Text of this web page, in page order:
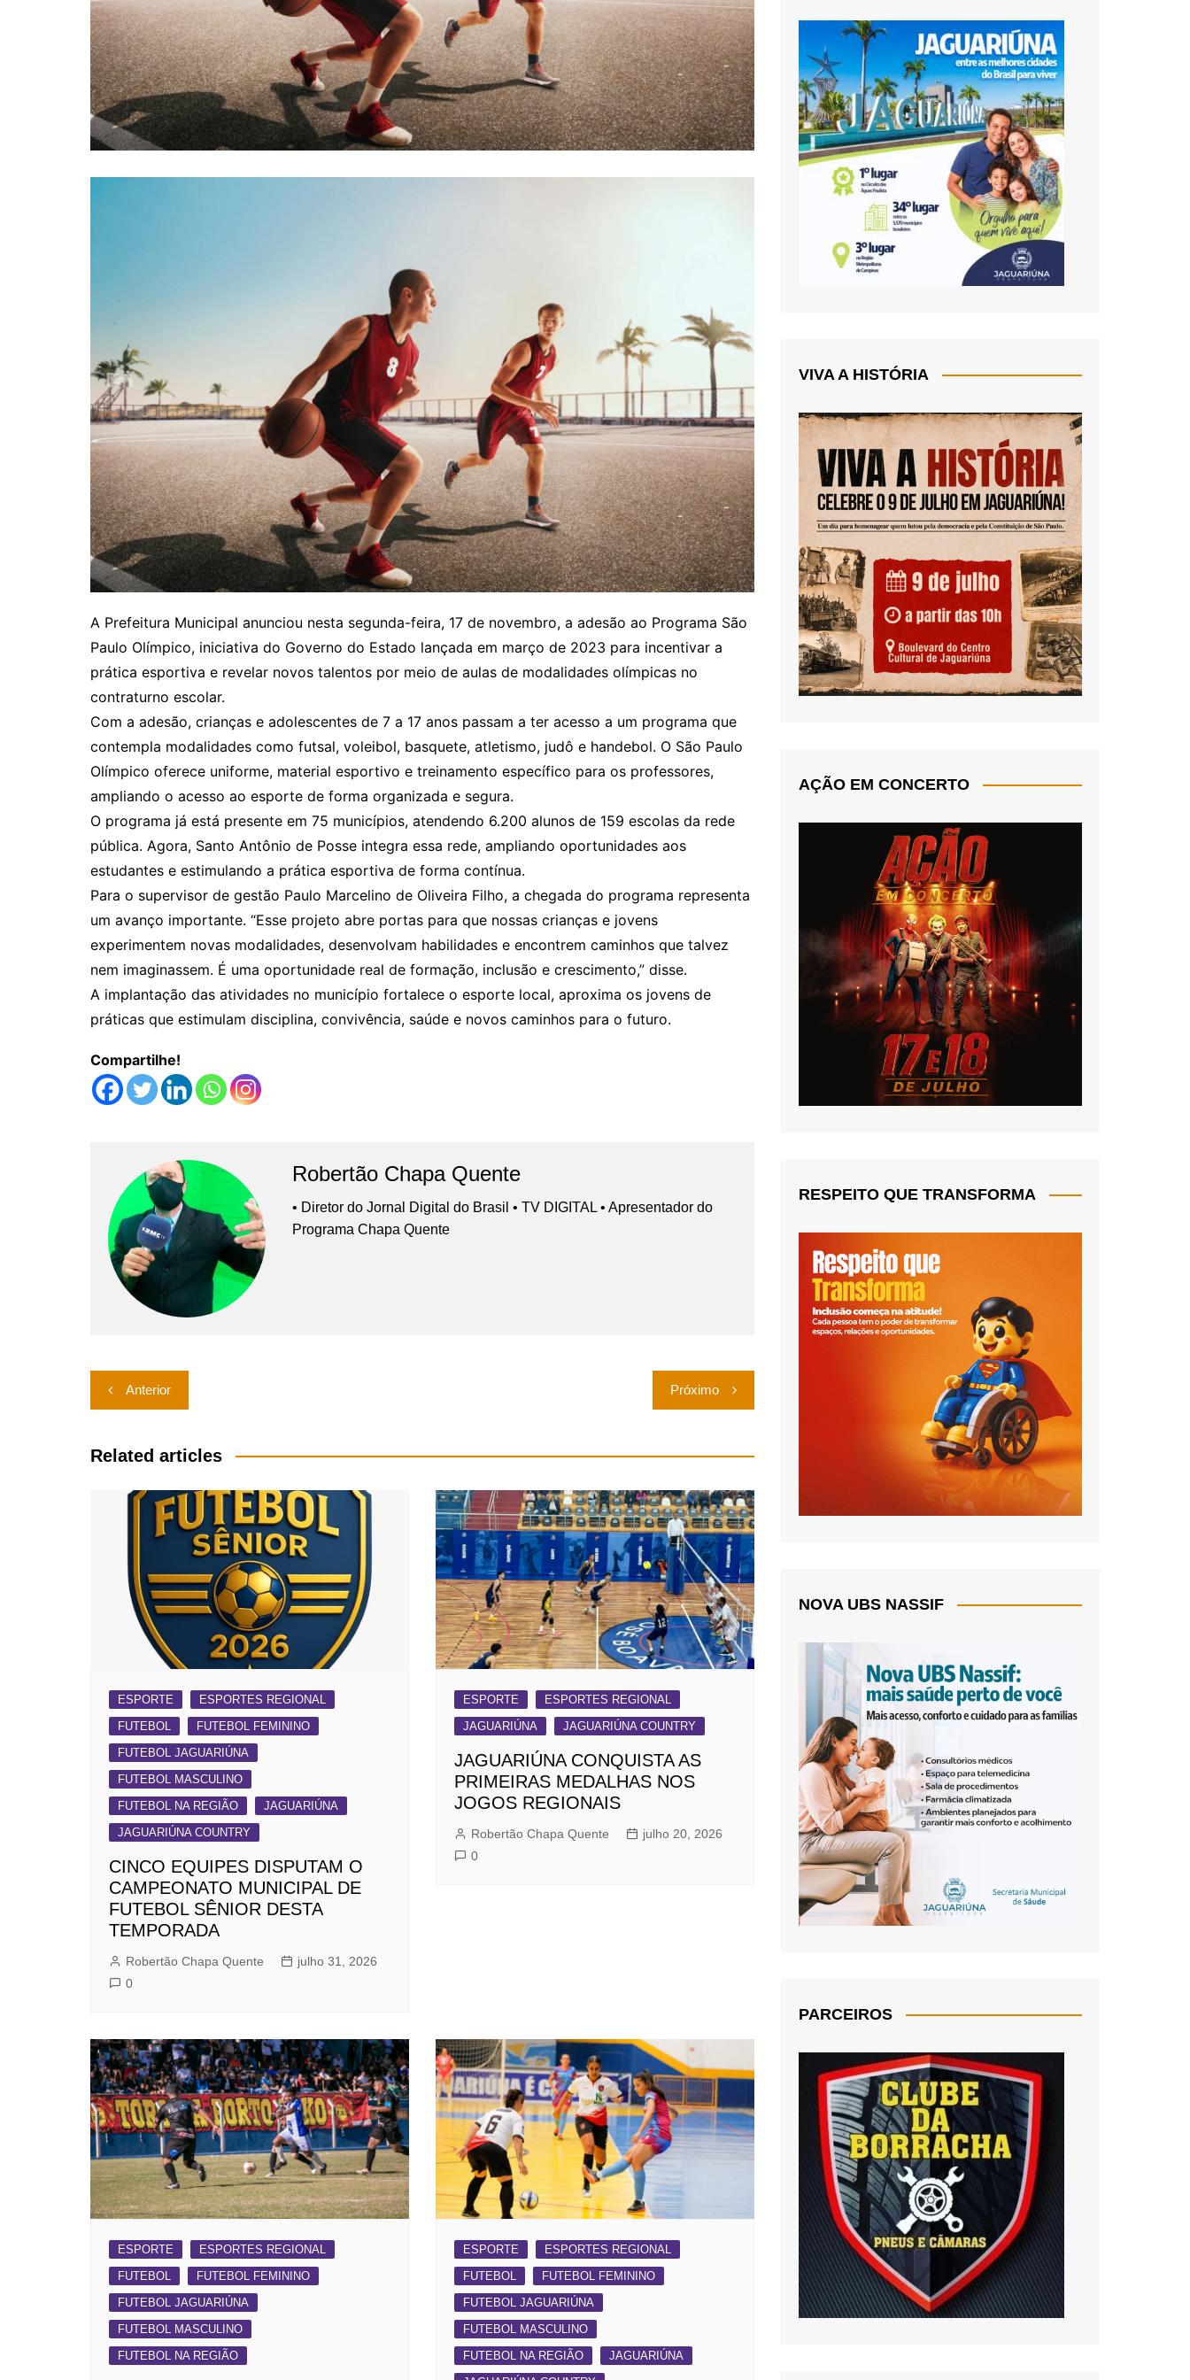
A Prefeitura Municipal anunciou nesta segunda-feira, 17 de novembro, a adesão ao Programa São
Paulo Olímpico, iniciativa do Governo do Estado lançada em março de 2023 para incentivar a
prática esportiva e revelar novos talentos por meio de aulas de modalidades olímpicas no
contraturno escolar.
Com a adesão, crianças e adolescentes de 7 a 17 anos passam a ter acesso a um programa que
contempla modalidades como futsal, voleibol, basquete, atletismo, judô e handebol. O São Paulo
Olímpico oferece uniforme, material esportivo e treinamento específico para os professores,
ampliando o acesso ao esporte de forma organizada e segura.
O programa já está presente em 75 municípios, atendendo 6.200 alunos de 159 escolas da rede
pública. Agora, Santo Antônio de Posse integra essa rede, ampliando oportunidades aos
estudantes e estimulando a prática esportiva de forma contínua.
Para o supervisor de gestão Paulo Marcelino de Oliveira Filho, a chegada do programa representa
um avanço importante. “Esse projeto abre portas para que nossas crianças e jovens
experimentem novas modalidades, desenvolvam habilidades e encontrem caminhos que talvez
nem imaginassem. É uma oportunidade real de formação, inclusão e crescimento,” disse.
A implantação das atividades no município fortalece o esporte local, aproxima os jovens de
práticas que estimulam disciplina, convivência, saúde e novos caminhos para o futuro.
Compartilhe!
Robertão Chapa Quente
• Diretor do Jornal Digital do Brasil • TV DIGITAL • Apresentador do
Programa Chapa Quente
Navegação
de
Post
Anterior Próximo
Related articles
ESPORTE
ESPORTES REGIONAL
FUTEBOL
FUTEBOL FEMININO
FUTEBOL JAGUARIÚNA
FUTEBOL MASCULINO
FUTEBOL NA REGIÃO
JAGUARIÚNA
JAGUARIÚNA COUNTRY
CINCO EQUIPES DISPUTAM O
CAMPEONATO MUNICIPAL DE
FUTEBOL SÊNIOR DESTA
TEMPORADA
Robertão Chapa Quente
julho 31, 2026
0
ESPORTE
ESPORTES REGIONAL
JAGUARIÚNA
JAGUARIÚNA COUNTRY
JAGUARIÚNA CONQUISTA AS
PRIMEIRAS MEDALHAS NOS
JOGOS REGIONAIS
Robertão Chapa Quente
julho 20, 2026
0
ESPORTE
ESPORTES REGIONAL
FUTEBOL
FUTEBOL FEMININO
FUTEBOL JAGUARIÚNA
FUTEBOL MASCULINO
FUTEBOL NA REGIÃO
ESPORTE
ESPORTES REGIONAL
FUTEBOL
FUTEBOL FEMININO
FUTEBOL JAGUARIÚNA
FUTEBOL MASCULINO
FUTEBOL NA REGIÃO
JAGUARIÚNA
VIVA A HISTÓRIA
AÇÃO EM CONCERTO
RESPEITO QUE TRANSFORMA
NOVA UBS NASSIF
PARCEIROS